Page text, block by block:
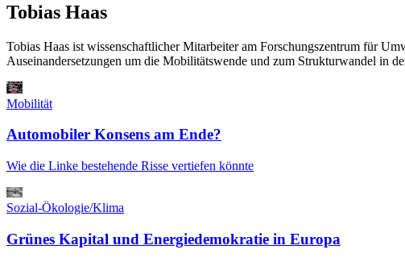
Tobias Haas
Tobias Haas ist wissenschaftlicher Mitarbeiter am Forschungszentrum für
Auseinandersetzungen um die Mobilitätswende und zum Strukturwandel in
Mobilität
Automobiler Konsens am Ende?
Wie die Linke bestehende Risse vertiefen könnte
Sozial-Ökologie/Klima
Grünes Kapital und Energiedemokratie in Europa